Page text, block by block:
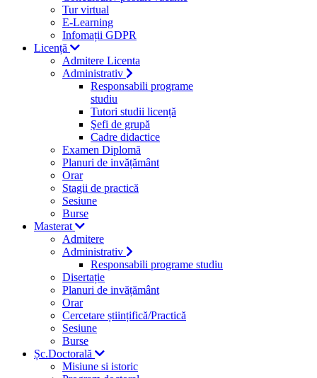
Tur virtual
E-Learning
Infomații GDPR
Licență
Admitere Licenta
Administrativ
Responsabili programe
studiu
Tutori studii licență
Şefi de grupă
Cadre didactice
Examen Diplomă
Planuri de invățământ
Orar
Stagii de practică
Sesiune
Burse
Masterat
Admitere
Administrativ
Responsabili programe studiu
Disertație
Planuri de invățământ
Orar
Cercetare științifică/Practică
Sesiune
Burse
Șc.Doctorală
Misiune si istoric